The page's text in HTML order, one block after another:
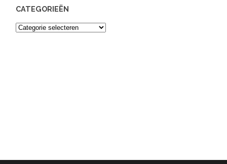
CATEGORIEËN
Categorieën